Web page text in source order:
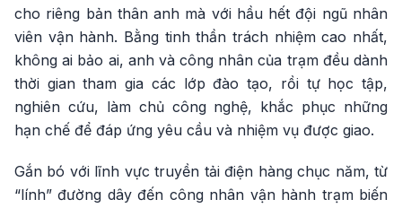
cho riêng bản thân anh mà với hầu hết đội ngũ nhân
viên vận hành. Bằng tinh thần trách nhiệm cao nhất,
không ai bảo ai, anh và công nhân của trạm đều dành
thời gian tham gia các lớp đào tạo, rồi tự học tập,
nghiên cứu, làm chủ công nghệ, khắc phục những
hạn chế để đáp ứng yêu cầu và nhiệm vụ được giao.
Gắn bó với lĩnh vực truyền tải điện hàng chục năm, từ
“lính” đường dây đến công nhân vận hành trạm biến